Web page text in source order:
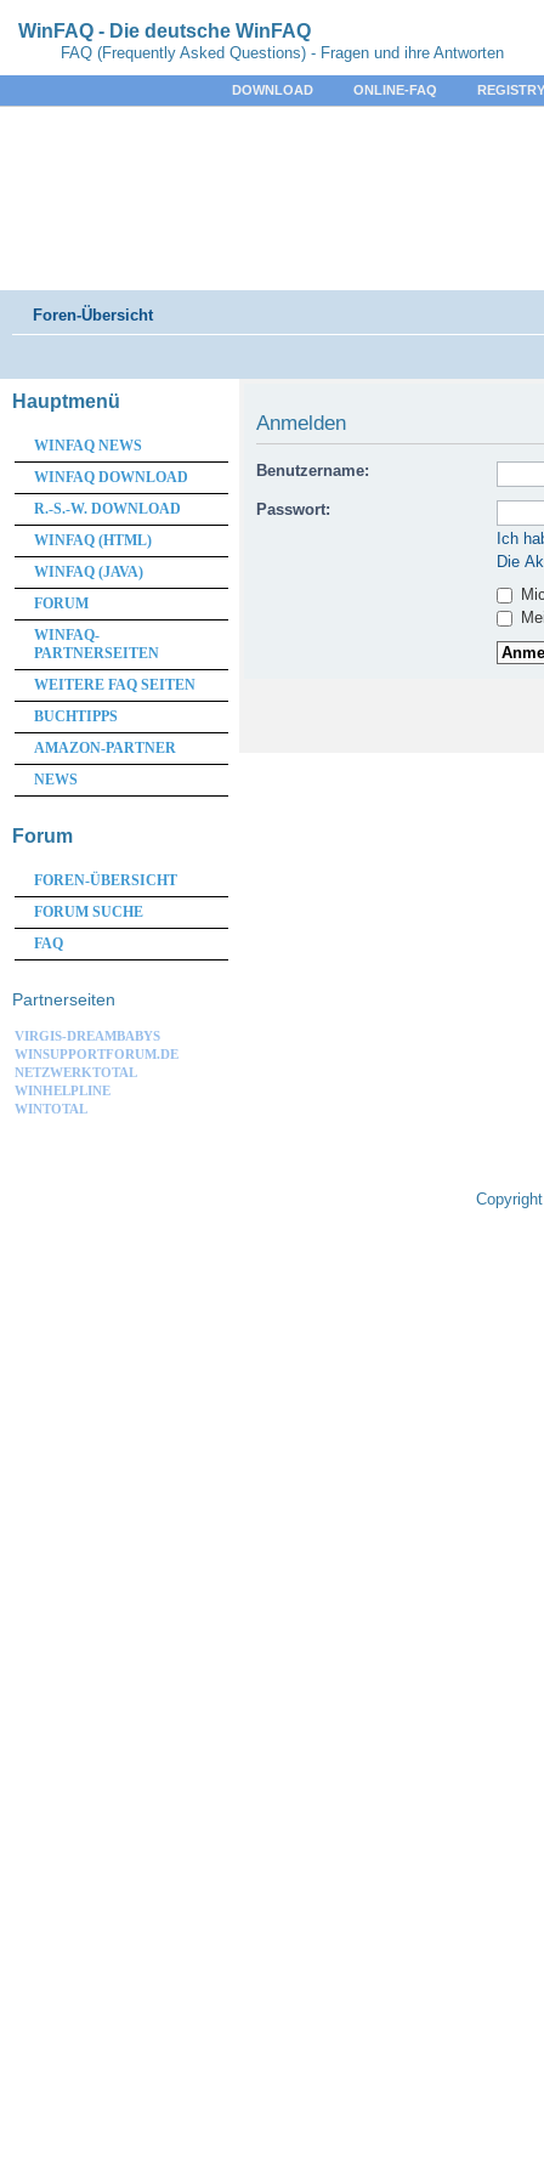
WinFAQ - Die deutsche WinFAQ
FAQ (Frequently Asked Questions) - Fragen und ihre Antworten
DOWNLOAD ONLINE-FAQ
Foren-Übersicht
Anmelden
Benutzername:
Passwort:
Ich
Die
Hauptmenü
WINFAQ NEWS
WINFAQ DOWNLOAD
R.-S.-W. DOWNLOAD
WINFAQ (HTML)
WINFAQ (JAVA)
FORUM
WINFAQ-
PARTNERSEITEN
WEITERE FAQ SEITEN
BUCHTIPPS
AMAZON-PARTNER
NEWS
Forum
FOREN-ÜBERSICHT
FORUM SUCHE
FAQ
Partnerseiten
VIRGIS-DREAMBABYS
WINSUPPORTFORUM.DE
NETZWERKTOTAL
WINHELPLINE
WINTOTAL